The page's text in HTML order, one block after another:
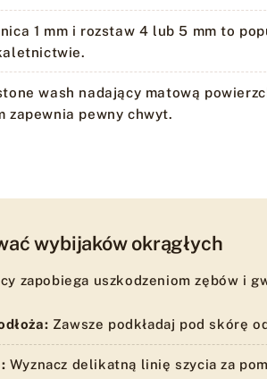
1 mm i rozstaw 4 lub 5 mm to
wash nadający matową
zapewnia pewny chwyt.
wybijaków okrągłych
zapobiega uszkodzeniom zębów i
Zawsze podkładaj pod skórę
Wyznacz delikatną linię szycia za